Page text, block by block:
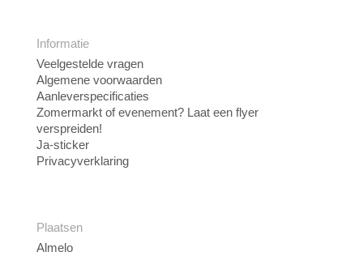
Informatie
Veelgestelde vragen
Algemene voorwaarden
Aanleverspecificaties
Zomermarkt of evenement? Laat een flyer
verspreiden!
Ja-sticker
Privacyverklaring
Plaatsen
Almelo